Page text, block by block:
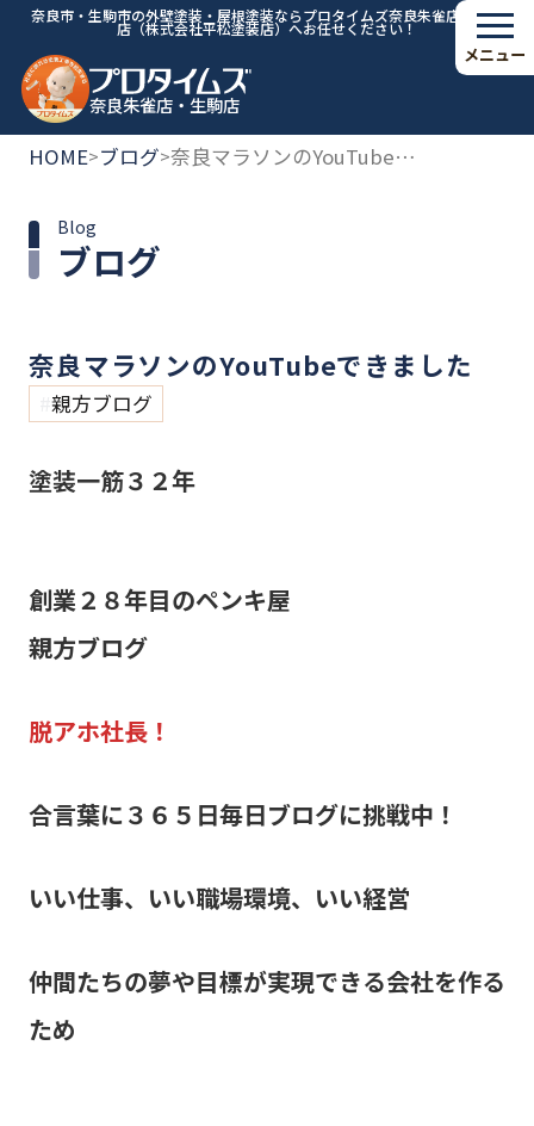
奈良市・生駒市の外壁塗装・屋根塗装ならプロタイムズ奈良朱雀店・生駒
店（株式会社平松塗装店）へお任せください！
奈良朱雀店・生駒店
メニュー
HOME>ブログ> 奈良マラソンのYouTubeできました
ブログ
Blog
奈良マラソンのYouTubeできました
親方ブログ
塗装一筋３２年
創業２８年目のペンキ屋
親方ブログ
脱アホ社長！
合言葉に３６５日毎日ブログに挑戦中！
いい仕事、いい職場環境、いい経営
仲間たちの夢や目標が実現できる会社を作る
ため